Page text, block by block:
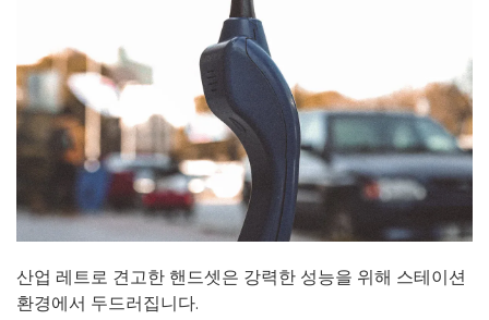
산업 레트로 견고한 핸드셋은 강력한 성능을 위해 스테이션
환경에서 두드러집니다.